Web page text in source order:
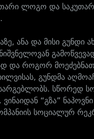
ლოგო და
ანა და მისი გუნდი
და როგორ
გუნდმა
სწორედ
“გზა”
სოციალურ